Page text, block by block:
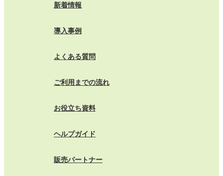
新着情報
導入事例
よくある質問
ご利用までの流れ
お役立ち資料
ヘルプガイド
販売パートナー